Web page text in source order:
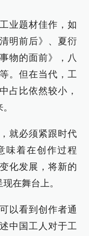
业题材佳作，如
明前后》、夏衍
物的面前》，八
。但在当代，工
占比依然较小，
就必须紧跟时代
味着在创作过程
化发展，将新的
在舞台上。
以看到创作者通
中国工人对于工